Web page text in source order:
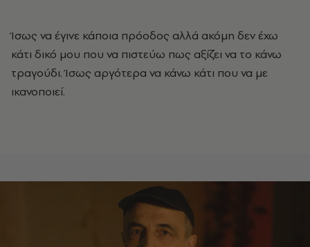
Ίσως να έγινε κάποια πρόοδος αλλά ακόμη δεν έχω
κάτι δικό μου που να πιστεύω πως αξίζει να το κάνω
τραγούδι. Ίσως αργότερα να κάνω κάτι που να με
ικανοποιεί.